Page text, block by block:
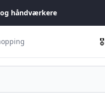
håndværkere
🎖️